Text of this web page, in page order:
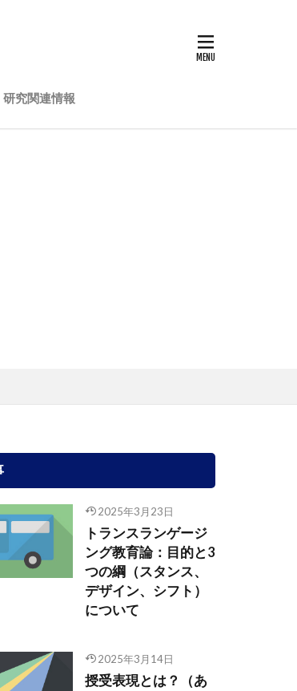
研究関連情報
2025年3月23日
トランスランゲージ
ング教育論：目的と3
つの綱（スタンス、
デザイン、シフト）
について
2025年3月14日
授受表現とは？（あ